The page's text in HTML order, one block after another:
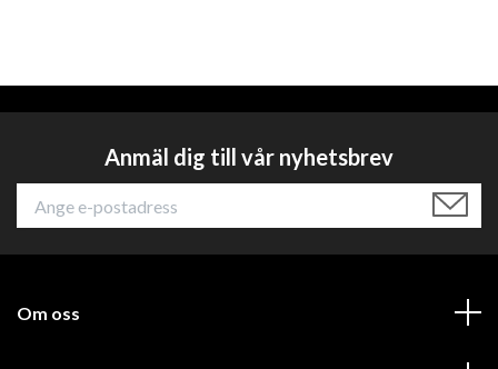
Anmäl dig till vår nyhetsbrev
Om oss